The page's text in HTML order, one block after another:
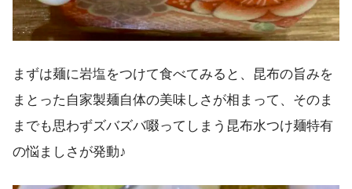
まずは麺に岩塩をつけて食べてみると、昆布の旨みを
まとった自家製麺自体の美味しさが相まって、そのま
までも思わずズバズバ啜ってしまう昆布水つけ麺特有
の悩ましさが発動♪